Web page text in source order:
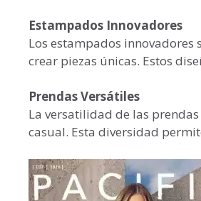
Estampados Innovadores
Los estampados innovadores
crear piezas únicas. Estos
Prendas Versátiles
La versatilidad de las
casual. Esta diversidad